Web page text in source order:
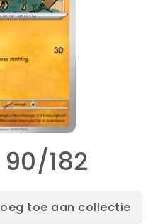
182
toe aan collectie